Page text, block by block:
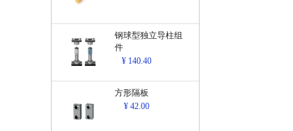
钢球型独立导柱组
件
¥ 140.40
方形隔板
¥ 42.00